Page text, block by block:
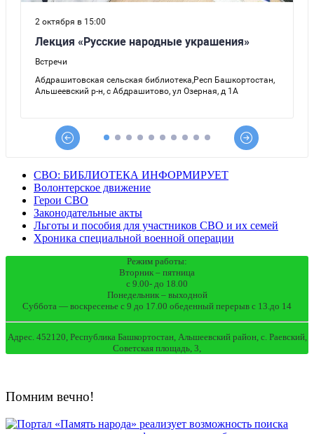
СВО: БИБЛИОТЕКА ИНФОРМИРУЕТ
Волонтерское движение
Герои СВО
Законодательные акты
Льготы и пособия для участников СВО и их семей
Хроника специальной военной операции
Режим работы:
Вторник – пятница
с 9.00- до 18.00
Понедельник – выходной
Суббота — воскресенье с 9 до 17.00 обеденный перерыв с 13.до 14
Адрес. 452120, Республика Башкортостан, Альшеевский район, с. Раевский,
Советская площадь, 3,
Помним вечно!